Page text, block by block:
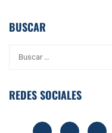
BUSCAR
REDES SOCIALES